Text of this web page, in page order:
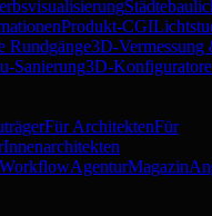
Produkt-CGI
Rundgänge3D-Vermessung
Sanierung3D-
Für ArchitektenFür
Innenarchitekten
AgenturMagazin